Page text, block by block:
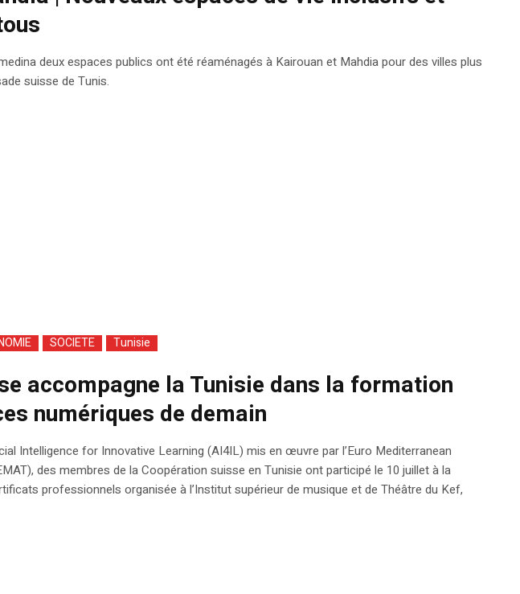
deux espaces publics ont été réaménagés à Kairouan et Mahdia pour des villes plus
suisse de Tunis.
SOCIETE Tunisie
accompagne la Tunisie dans la formation
numériques de demain
Intelligence for Innovative Learning (AI4IL) mis en œuvre par l’Euro Mediterranean
des membres de la Coopération suisse en Tunisie ont participé le 10 juillet à la
professionnels organisée à l’Institut supérieur de musique et de Théâtre du Kef,